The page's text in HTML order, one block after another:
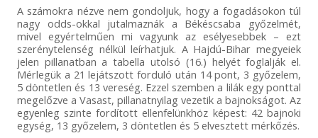
A számokra nézve nem gondoljuk, hogy a fogadásokon túl
nagy odds-okkal jutalmaznák a Békéscsaba győzelmét,
mivel egyértelműen mi vagyunk az esélyesebbek – ezt
szerénytelenség nélkül leírhatjuk. A Hajdú-Bihar megyeiek
jelen pillanatban a tabella utolsó (16.) helyét foglalják el.
Mérlegük a 21 lejátszott forduló után 14 pont, 3 győzelem,
5 döntetlen és 13 vereség. Ezzel szemben a lilák egy ponttal
megelőzve a Vasast, pillanatnyilag vezetik a bajnokságot. Az
egyenleg szinte fordított ellenfelünkhöz képest: 42 bajnoki
egység, 13 győzelem, 3 döntetlen és 5 elvesztett mérkőzés.